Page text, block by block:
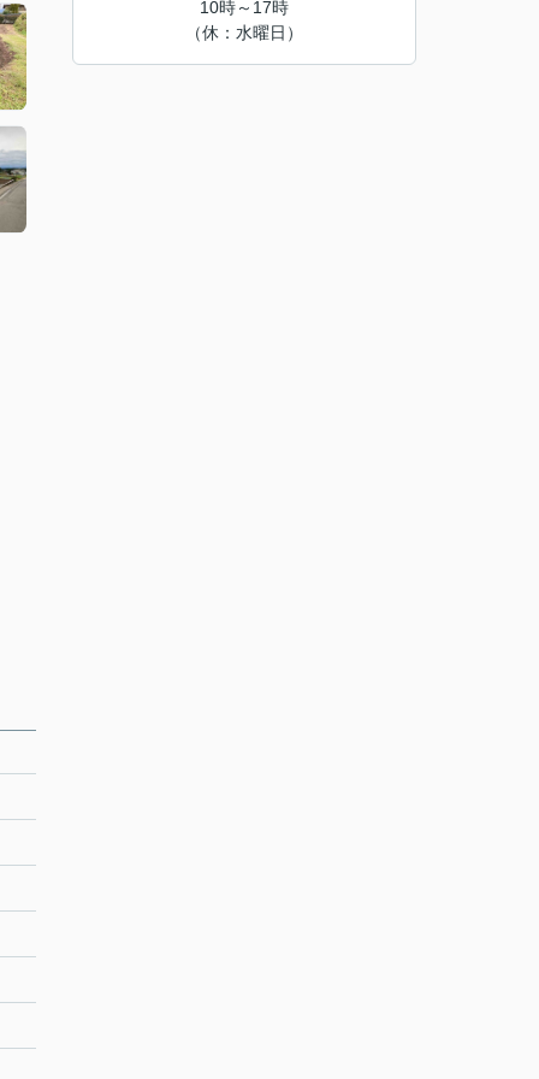
10時～17時
（休：水曜日）